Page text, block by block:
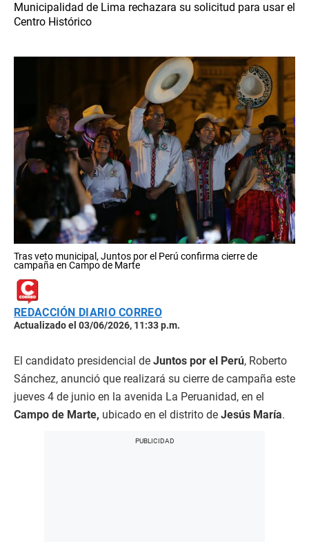
Municipalidad de Lima rechazara su solicitud para usar el
Centro Histórico
Tras veto municipal, Juntos por el Perú confirma cierre de
campaña en Campo de Marte
REDACCIÓN DIARIO CORREO
Actualizado el 03/06/2026, 11:33 p.m.
El candidato presidencial de Juntos por el Perú, Roberto
Sánchez, anunció que realizará su cierre de campaña este
jueves 4 de junio en la avenida La Peruanidad, en el
Campo de Marte, ubicado en el distrito de Jesús María.